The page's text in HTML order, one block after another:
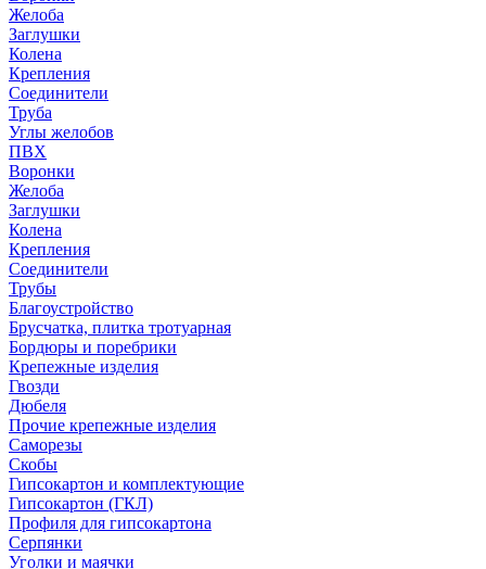
Желоба
Заглушки
Колена
Крепления
Соединители
Труба
Углы желобов
ПВХ
Воронки
Желоба
Заглушки
Колена
Крепления
Соединители
Трубы
Благоустройство
Брусчатка, плитка тротуарная
Бордюры и поребрики
Крепежные изделия
Гвозди
Дюбеля
Прочие крепежные изделия
Саморезы
Скобы
Гипсокартон и комплектующие
Гипсокартон (ГКЛ)
Профиля для гипсокартона
Серпянки
Уголки и маячки